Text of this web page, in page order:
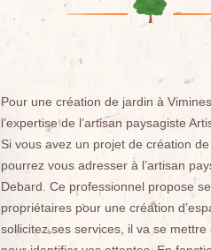
Pour une création de jardin à
l’expertise de l’artisan paysagiste
Si vous avez un projet de création
pourrez vous adresser à l’artisan
Debard. Ce professionnel propose
propriétaires pour une création
sollicitez ses services, il va se mettre